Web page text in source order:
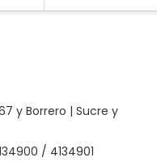
y Borrero | Sucre y
/ 4134901